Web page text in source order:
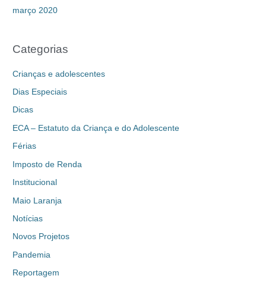
março 2020
Categorias
Crianças e adolescentes
Dias Especiais
Dicas
ECA – Estatuto da Criança e do Adolescente
Férias
Imposto de Renda
Institucional
Maio Laranja
Notícias
Novos Projetos
Pandemia
Reportagem